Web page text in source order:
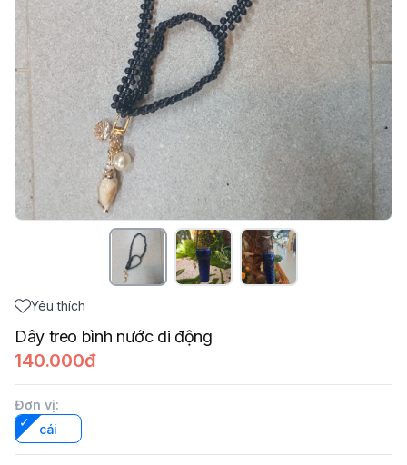
Yêu thích
Dây treo bình nước di động
140.000đ
Đơn vị:
cái